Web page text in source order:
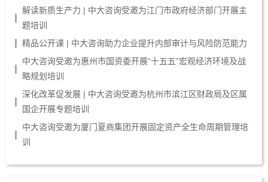
解读新质生产力 | 中大咨询受邀为江门市政府经济部门开展主
题培训
精品公开课 | 中大咨询助力企业提升内部审计与风险防范能力
中大咨询受邀为惠州市国资委开展“十五五”宏观经济环境及战
略规划培训
深化改革促发展 | 中大咨询受邀为杭州市滨江区财政局及区属
国企开展专题培训
中大咨询受邀为厦门夏商集团开展固定资产全生命周期管理培
训